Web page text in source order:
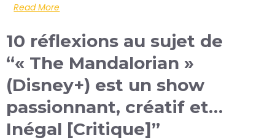
Read More
10 réflexions au sujet de
“« The Mandalorian »
(Disney+) est un show
passionnant, créatif et…
Inégal [Critique]”